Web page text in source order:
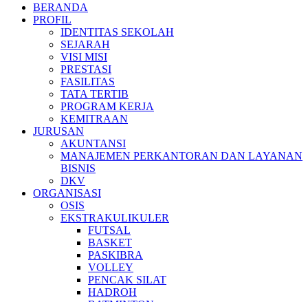
BERANDA
PROFIL
IDENTITAS SEKOLAH
SEJARAH
VISI MISI
PRESTASI
FASILITAS
TATA TERTIB
PROGRAM KERJA
KEMITRAAN
JURUSAN
AKUNTANSI
MANAJEMEN PERKANTORAN DAN LAYANAN
BISNIS
DKV
ORGANISASI
OSIS
EKSTRAKULIKULER
FUTSAL
BASKET
PASKIBRA
VOLLEY
PENCAK SILAT
HADROH